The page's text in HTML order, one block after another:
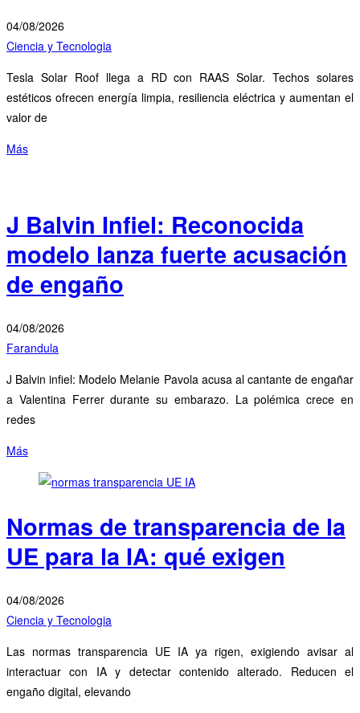
04/08/2026
Ciencia y Tecnologia
Tesla Solar Roof llega a RD con RAAS Solar. Techos solares
estéticos ofrecen energía limpia, resiliencia eléctrica y aumentan el
valor de
Más
J Balvin Infiel: Reconocida
modelo lanza fuerte acusación
de engaño
04/08/2026
Farandula
J Balvin infiel: Modelo Melanie Pavola acusa al cantante de engañar
a Valentina Ferrer durante su embarazo. La polémica crece en
redes
Más
Normas de transparencia de la
UE para la IA: qué exigen
04/08/2026
Ciencia y Tecnologia
Las normas transparencia UE IA ya rigen, exigiendo avisar al
interactuar con IA y detectar contenido alterado. Reducen el
engaño digital, elevando